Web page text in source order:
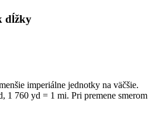
dĺžky
imperiálne jednotky na väčšie.
1 760 yd = 1 mi. Pri premene smerom